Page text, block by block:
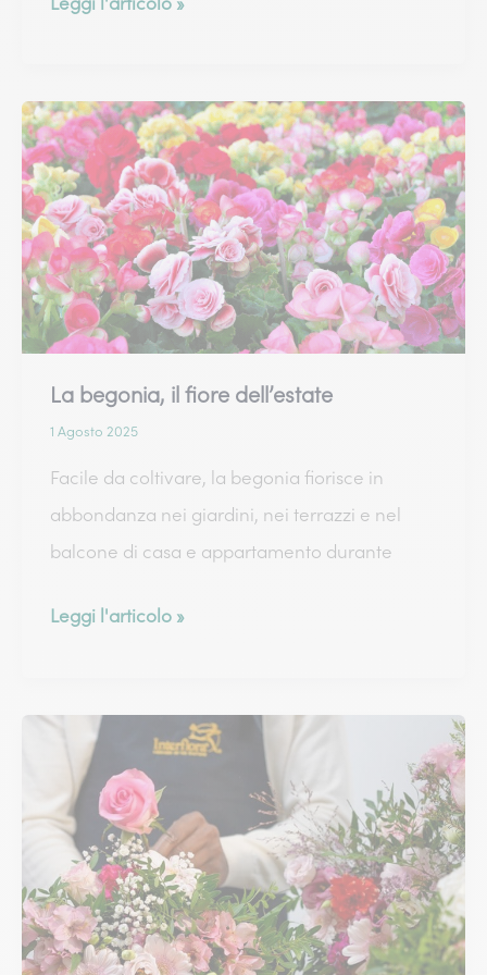
o
Poinsettia:
significato,
cura
e
fioritura
La begonia, il fiore dell’estate
1 Agosto 2025
Facile da coltivare, la begonia fiorisce in
abbondanza nei giardini, nei terrazzi e nel
balcone di casa e appartamento durante
La
fiore
dell’estate
Leggi l'articolo »